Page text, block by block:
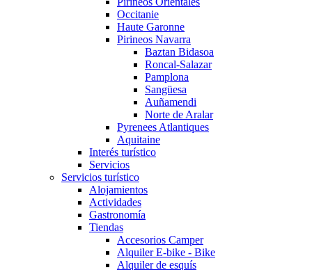
Occitanie
Haute Garonne
Pirineos Navarra
Baztan Bidasoa
Roncal-Salazar
Pamplona
Sangüesa
Auñamendi
Norte de Aralar
Pyrenees Atlantiques
Aquitaine
Interés turístico
Servicios
Servicios turístico
Alojamientos
Actividades
Gastronomía
Tiendas
Accesorios Camper
Alquiler E-bike - Bike
Alquiler de esquís